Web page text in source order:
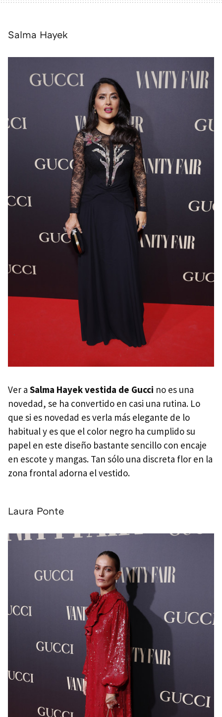
Salma Hayek
Ver a Salma Hayek vestida de Gucci no es una
novedad, se ha convertido en casi una rutina. Lo
que si es novedad es verla más elegante de lo
habitual y es que el color negro ha cumplido su
papel en este diseño bastante sencillo con encaje
en escote y mangas. Tan sólo una discreta flor en la
zona frontal adorna el vestido.
Laura Ponte